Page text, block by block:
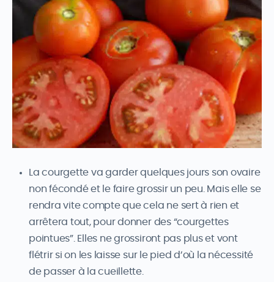
La courgette va garder quelques jours son ovaire
non fécondé et le faire grossir un peu. Mais elle se
rendra vite compte que cela ne sert à rien et
arrêtera tout, pour donner des “courgettes
pointues”. Elles ne grossiront pas plus et vont
flétrir si on les laisse sur le pied d’où la nécessité
de passer à la cueillette.